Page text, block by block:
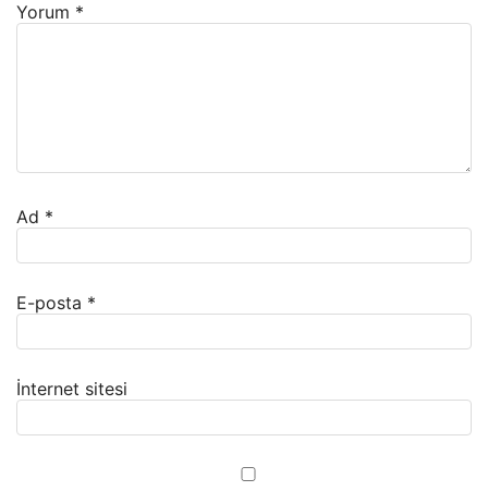
Yorum *
Ad *
E-posta *
İnternet sitesi